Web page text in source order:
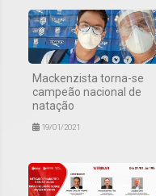
Mackenzista torna-se
campeão nacional de
natação
19/01/2021